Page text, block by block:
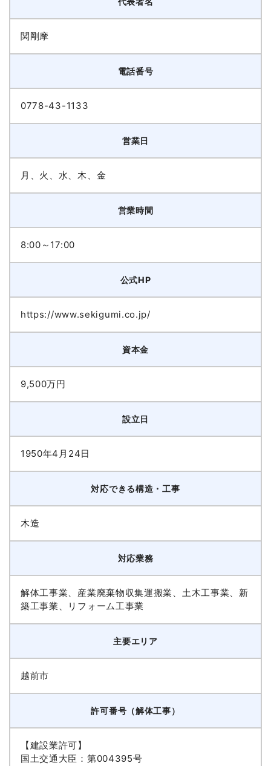
関剛摩
電話番号
0778-43-1133
営業日
月、火、水、木、金
営業時間
8:00～17:00
公式HP
https://www.sekigumi.co.jp/
資本金
9,500万円
設立日
1950年4月24日
対応できる構造・工事
木造
対応業務
解体工事業、産業廃棄物収集運搬業、土木工事業、新
築工事業、リフォーム工事業
主要エリア
越前市
許可番号（解体工事）
【建設業許可】
国土交通大臣：第004395号